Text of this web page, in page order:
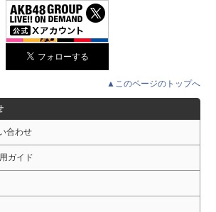
▲このページのトップへ
合わせ
ガイド